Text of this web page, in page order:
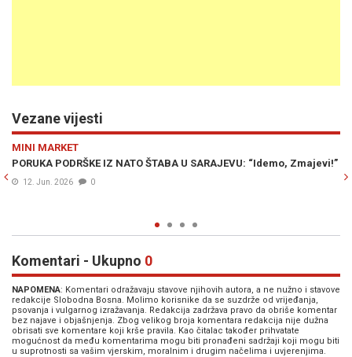
Vezane vijesti
IZ NATO ŠTABA U SARAJEVU: “Idemo, Zmajevi!” MILORAD DODIK PRED
Isplivao tajni plan
Komentari - Ukupno 0
NAPOMENA: Komentari odražavaju stavove njihovih autora, a ne nužno i stavove
redakcije Slobodna Bosna. Molimo korisnike da se suzdrže od vrijeđanja,
psovanja i vulgarnog izražavanja. Redakcija zadržava pravo da obriše komentar
bez najave i objašnjenja. Zbog velikog broja komentara redakcija nije dužna
obrisati sve komentare koji krše pravila. Kao čitalac također prihvatate
mogućnost da među komentarima mogu biti pronađeni sadržaji koji mogu biti
u suprotnosti sa vašim vjerskim, moralnim i drugim načelima i uvjerenjima.